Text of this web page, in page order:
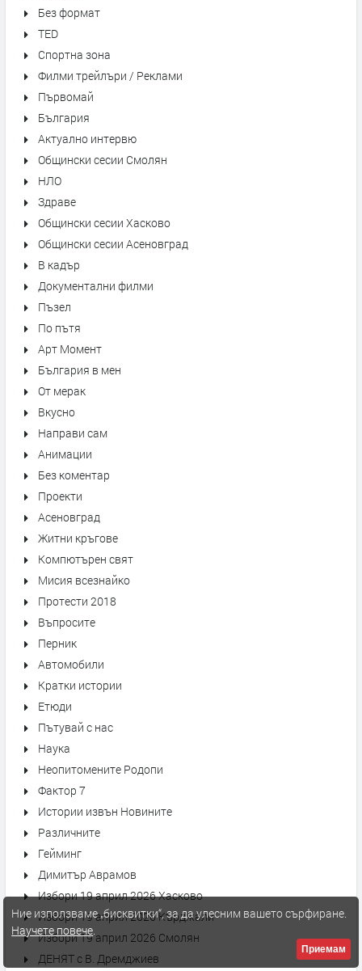
Без формат
TED
Спортна зона
Филми трейлъри / Реклами
Първомай
България
Актуално интервю
Общински сесии Смолян
НЛО
Здраве
Общински сесии Хасково
Общински сесии Асеновград
В кадър
Документални филми
Пъзел
По пътя
Арт Момент
България в мен
От мерак
Вкусно
Направи сам
Анимации
Без коментар
Проекти
Асеновград
Житни кръгове
Компютърен свят
Мисия всезнайко
Протести 2018
Въпросите
Перник
Автомобили
Кратки истории
Етюди
Пътувай с нас
Наука
Неопитомените Родопи
Фактор 7
Истории извън Новините
Различните
Гейминг
Димитър Аврамов
Избори 19 април 2026 Хасково
Избори 19 април 2026 Кърджали
Избори 19 април 2026 Смолян
ДЕНЯТ с В. Дремджиев
Ние използваме „бисквитки“, за да улесним вашето сърфиране.
Научете повече.
Приемам